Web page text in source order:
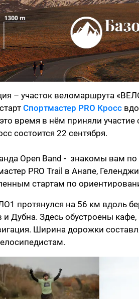
– участок веломаршрута
Спортмастер PRO Кросс
время в нём приняли участие
состоится 22 сентября.
Open Band - знакомы вам по
PRO Trail в Анапе,
стартам по
протянулся на 56 км вдоль
Дубна. Здесь обустроены
Ширина дорожки